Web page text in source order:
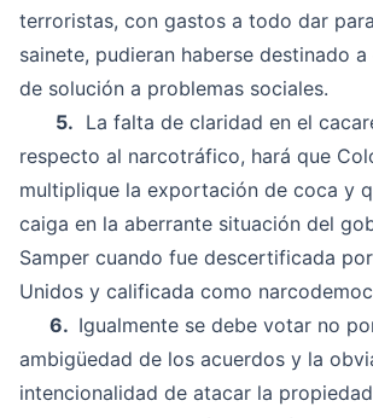
terroristas, con gastos a todo dar
sainete, pudieran haberse destinado
de solución a problemas sociales.
5. La falta de claridad en el
respecto al narcotráfico, hará que
multiplique la exportación de coca y
caiga en la aberrante situación del
Samper cuando fue descertificada
Unidos y calificada como
6. Igualmente se debe votar no
ambigüedad de los acuerdos y la
intencionalidad de atacar la